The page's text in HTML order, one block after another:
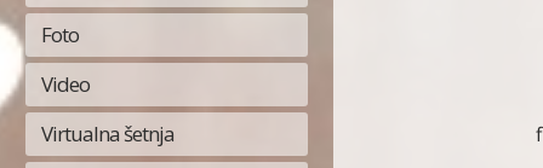
Foto
Video
Virtualna šetnja